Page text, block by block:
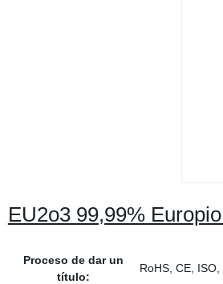
EU2o3 99,99%
Proceso de dar un
título:
RoHS, CE, ISO,